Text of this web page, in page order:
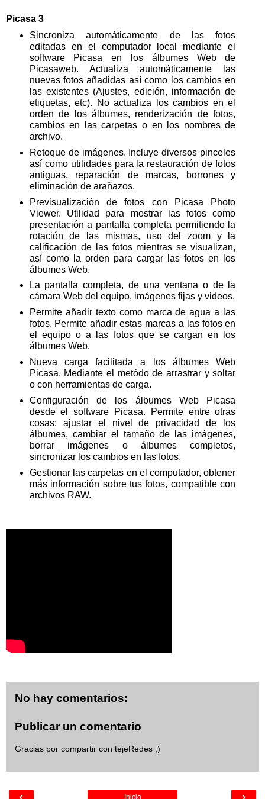
Picasa 3
Sincroniza automáticamente de las fotos
editadas en el computador local mediante el
software Picasa en los álbumes Web de
Picasaweb. Actualiza automáticamente las
nuevas fotos añadidas así como los cambios en
las existentes (Ajustes, edición, información de
etiquetas, etc). No actualiza los cambios en el
orden de los álbumes, renderización de fotos,
cambios en las carpetas o en los nombres de
archivo.
Retoque de imágenes. Incluye diversos pinceles
así como utilidades para la restauración de fotos
antiguas, reparación de marcas, borrones y
eliminación de arañazos.
Previsualización de fotos con Picasa Photo
Viewer. Utilidad para mostrar las fotos como
presentación a pantalla completa permitiendo la
rotación de las mismas, uso del zoom y la
calificación de las fotos mientras se visualizan,
así como la orden para cargar las fotos en los
álbumes Web.
La pantalla completa, de una ventana o de la
cámara Web del equipo, imágenes fijas y videos.
Permite añadir texto como marca de agua a las
fotos. Permite añadir estas marcas a las fotos en
el equipo o a las fotos que se cargan en los
álbumes Web.
Nueva carga facilitada a los álbumes Web
Picasa. Mediante el metódo de arrastrar y soltar
o con herramientas de carga.
Configuración de los álbumes Web Picasa
desde el software Picasa. Permite entre otras
cosas: ajustar el nivel de privacidad de los
álbumes, cambiar el tamaño de las imágenes,
borrar imágenes o álbumes completos,
sincronizar los cambios en las fotos.
Gestionar las carpetas en el computador, obtener
más información sobre tus fotos, compatible con
archivos RAW.
No hay comentarios:
Publicar un comentario
Gracias por compartir con tejeRedes ;)